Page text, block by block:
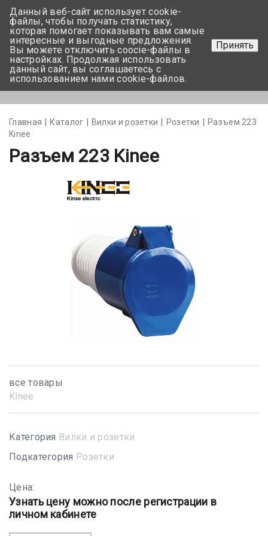
+375 17-350-99-56
+375 44-752-82-08
Задать вопрос
Главная Каталог Вилки и розетки Розетки
Разъем 223
Kinee
Разъем 223 Kinee
все товары
Kinee
Категория Вилки и розетки
Подкатегория Розетки
Цена:
Узнать цену можно после регистрации в
личном кабинете
Данный веб-сайт использует cookie-
файлы, чтобы получать статистику,
которая помогает показывать вам самые
интересные и выгодные предложения.
Вы можете отключить coocie-файлы в
настройках. Продолжая использовать
данный сайт, вы соглашаетесь с
использованием нами cookie-файлов.
Принять